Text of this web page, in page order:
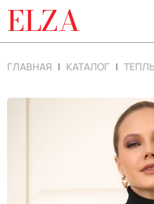
ELZA
ГЛАВНАЯ КАТАЛОГ